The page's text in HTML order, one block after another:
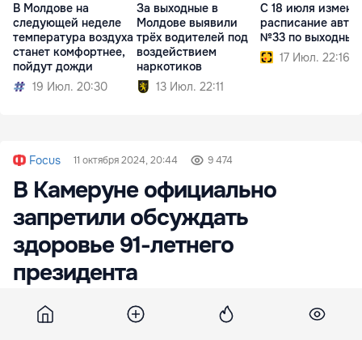
В Молдове на
следующей неделе
температура воздуха
станет комфортнее,
пойдут дожди
19 Июл. 20:30
За выходные в
Молдове выявили
трёх водителей под
воздействием
наркотиков
13 Июл. 22:11
С 18 июля
расписание
№33 по выходным
17 Июл. 22:16
Focus 11 октября 2024, 20:44 9 474
В Камеруне официально
запретили обсуждать
здоровье 91-летнего
президента
Об этом говорится в письме,
распространенном министерством внутренних